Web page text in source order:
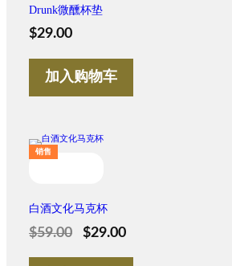
Drunk微醺杯垫
$29.00
加入购物车
销售
销
白酒文化马克杯
$59.00
原
价
$29.00当
前